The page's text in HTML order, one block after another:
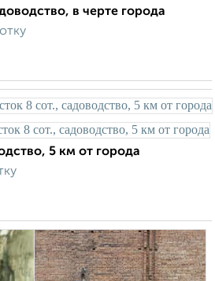
в черте города
5 км от города